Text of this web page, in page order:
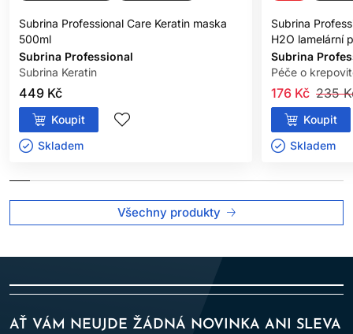
Subrina Professional Care Keratin maska
500ml
Subrina Professional
Subrina Keratin
449 Kč
Koupit
Skladem ㅤ
Subrina
H2O lamelární
Subrina
Péče o
235
176 Kč
Koupit
Skladem ㅤ
Všechny produkty
AŤ VÁM NEUJDE ŽÁDNÁ NOVINKA ANI SLEVA